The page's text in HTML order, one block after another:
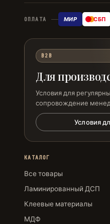
ОПЛАТА МИР СБП
B2B
Для
Условия для
сопровождение
Условия
КАТАЛОГ
Все товары
Ламинированный ДСП
Клеевые материалы
МДФ